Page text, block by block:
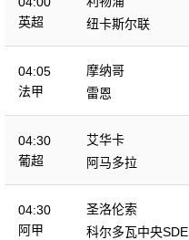
英超
纽卡斯尔联
04:05
法甲
摩纳哥
雷恩
04:30
葡超
艾华卡
阿马多拉
04:30
阿甲
圣洛伦索
科尔多瓦中央SDE